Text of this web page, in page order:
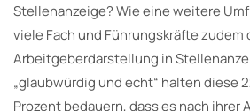
Stellenanzeige? Wie eine weitere
viele Fach und Führungskräfte
Arbeitgeberdarstellung in
„glaubwürdig und echt“ halten diese
Prozent bedauern, dass es nach ihrer